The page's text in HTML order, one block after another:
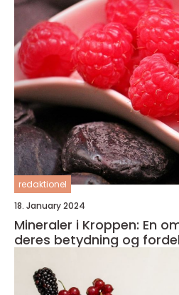
redaktionel
18. January 2024
Mineraler i Kroppen: En
deres betydning og